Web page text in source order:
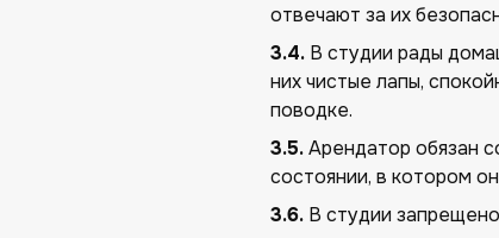
отвечают за их
3.4. В студии рады
них чистые лапы,
поводке.
3.5.Арендатор обязан
состоянии, в котором
3.6. В студии